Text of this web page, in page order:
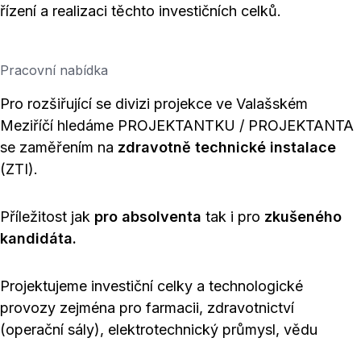
řízení a realizaci těchto investičních celků.
Pracovní nabídka
Pro rozšiřující se divizi projekce ve Valašském
Meziříčí hledáme PROJEKTANTKU / PROJEKTANTA
se zaměřením na zdravotně technické instalace
(ZTI).
Příležitost jak pro absolventa tak i pro zkušeného
kandidáta.
Projektujeme investiční celky a technologické
provozy zejména pro farmacii, zdravotnictví
(operační sály), elektrotechnický průmysl, vědu